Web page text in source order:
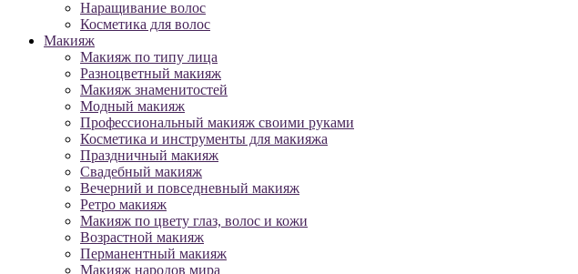
Наращивание волос
Косметика для волос
Макияж
Макияж по типу лица
Разноцветный макияж
Макияж знаменитостей
Модный макияж
Профессиональный макияж своими руками
Косметика и инструменты для макияжа
Праздничный макияж
Свадебный макияж
Вечерний и повседневный макияж
Ретро макияж
Макияж по цвету глаз, волос и кожи
Возрастной макияж
Перманентный макияж
Макияж народов мира